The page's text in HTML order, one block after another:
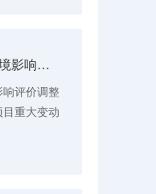
黟县生活垃圾填埋库区应急改造(市飞灰处置)项目非重大变动环境影响分析说明公示
评价调整
重大变动